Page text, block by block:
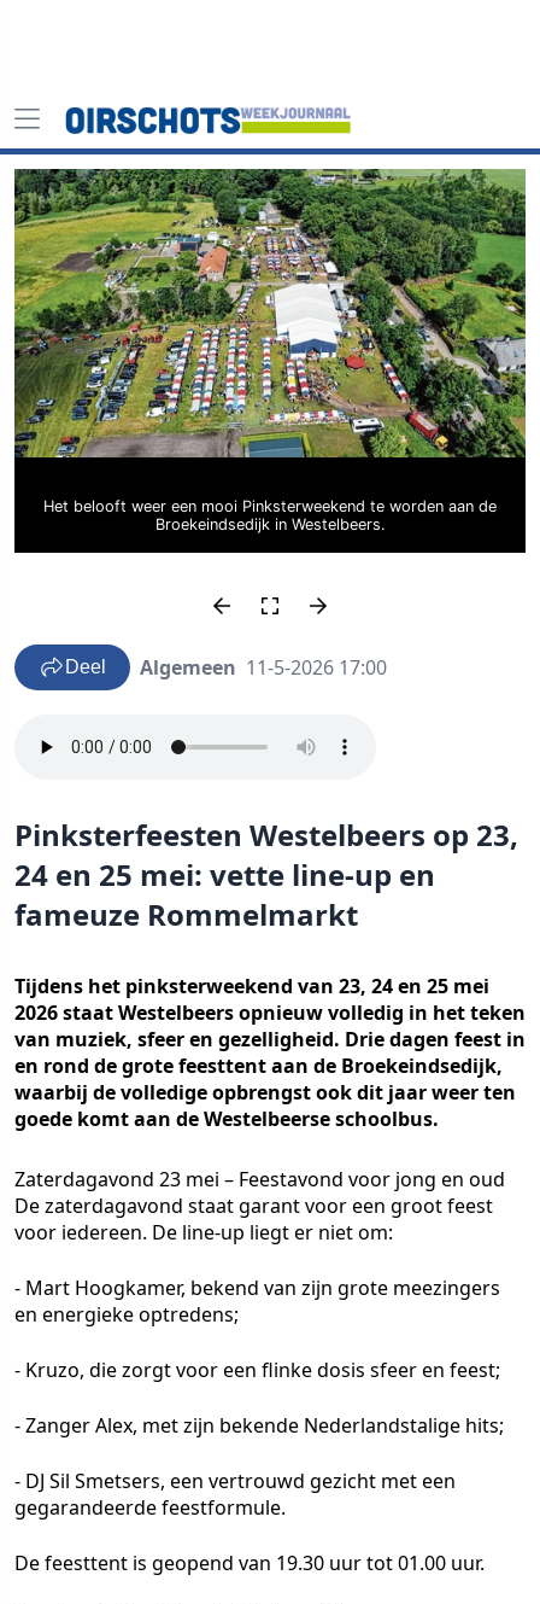
Het belooft weer een mooi Pinksterweekend te worden aan de
Broekeindsedijk in Westelbeers.
Deel Algemeen 11-5-2026 17:00
Pinksterfeesten Westelbeers op 23,
24 en 25 mei: vette line-up en
fameuze Rommelmarkt
Tijdens het pinksterweekend van 23, 24 en 25 mei
2026 staat Westelbeers opnieuw volledig in het teken
van muziek, sfeer en gezelligheid. Drie dagen feest in
en rond de grote feesttent aan de Broekeindsedijk,
waarbij de volledige opbrengst ook dit jaar weer ten
goede komt aan de Westelbeerse schoolbus.
Zaterdagavond 23 mei – Feestavond voor jong en oud
De zaterdagavond staat garant voor een groot feest
voor iedereen. De line-up liegt er niet om:
- Mart Hoogkamer, bekend van zijn grote meezingers
en energieke optredens;
- Kruzo, die zorgt voor een flinke dosis sfeer en feest;
- Zanger Alex, met zijn bekende Nederlandstalige hits;
- DJ Sil Smetsers, een vertrouwd gezicht met een
gegarandeerde feestformule.
De feesttent is geopend van 19.30 uur tot 01.00 uur.